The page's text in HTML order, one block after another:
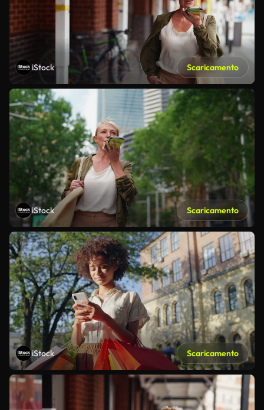
iStock Scaricamento
iStock Scaricamento
iStock Scaricamento